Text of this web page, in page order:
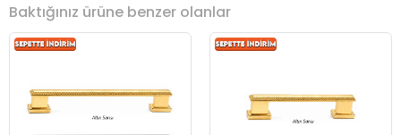
Baktığınız ürüne benzer olanlar